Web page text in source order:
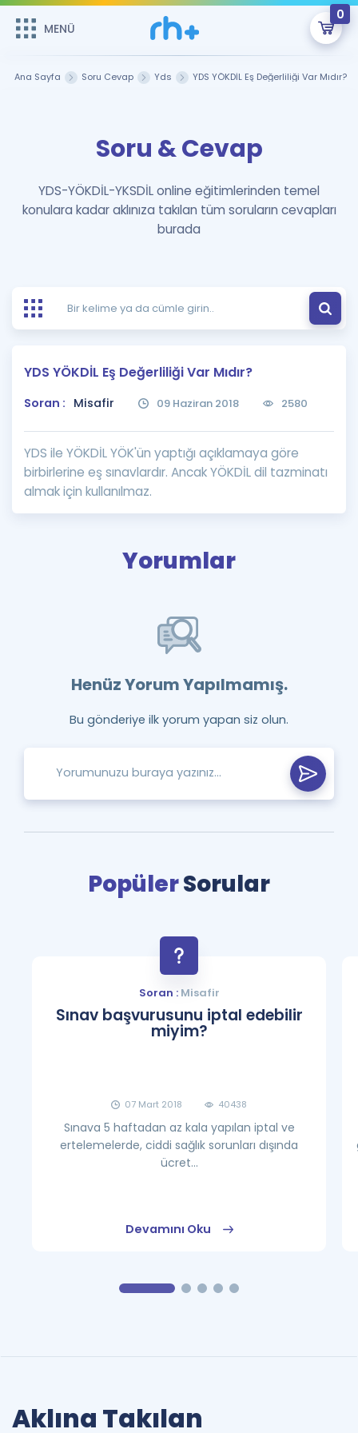
MENÜ
0
Şifremi Hatırlamıyorum
GİRİŞ YAP
Remzi Hoca ile seni sınava hazırlayacak onlarca eğitim seni
bekliyor!
MENÜ
Çalışma Paketleri
Kitaplar ve Kaynaklar
Ücretsiz Kaynaklar
Puan Hesaplama
Rehberlik Aracı
ÖSYM Sınav Takvimi
Kampanyalar
Blog
İngilizce Gramer
Blog
İngilizce Gramer
Hakkımızda
Ana Sayfa Soru Cevap Yds YDS YÖKDİL Eş Değerliliği Var Mıdır?
Soru & Cevap
YDS-YÖKDİL-YKSDİL online eğitimlerinden temel
konulara kadar aklınıza takılan tüm soruların cevapları
burada
YDS YÖKDİL Eş Değerliliği Var Mıdır?
Soran : Misafir 09 Haziran 2018 2580
YDS ile YÖKDİL YÖK'ün yaptığı açıklamaya göre
birbirlerine eş sınavlardır. Ancak YÖKDİL dil tazminatı
almak için kullanılmaz.
Yorumlar
Henüz Yorum Yapılmamış.
Bu gönderiye ilk yorum yapan siz olun.
PopülerSorular
Soran :Misafir
Sınav başvurusunu iptal edebilir
miyim?
07 Mart 2018 40438
Sınava 5 haftadan az kala yapılan iptal ve
ertelemelerde, ciddi sağlık sorunları dışında
ücret...
Devamını Oku
Aklına Takılan